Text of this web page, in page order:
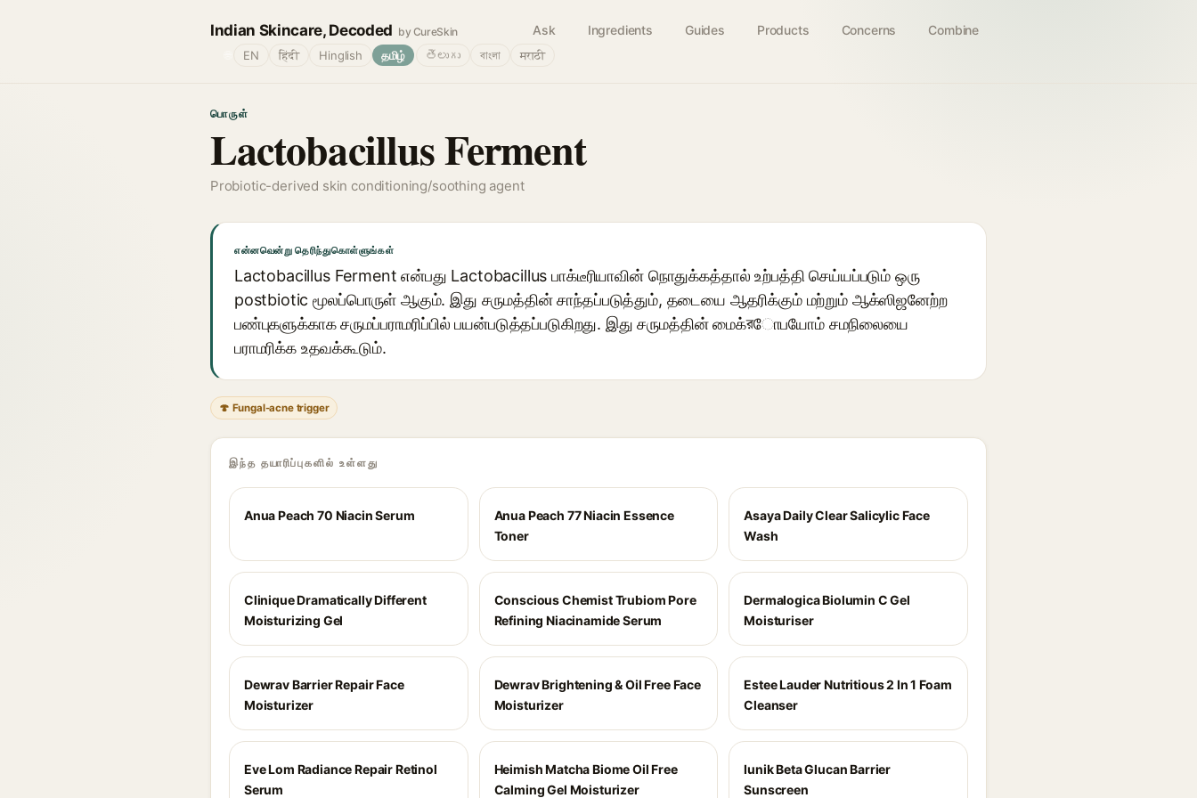
Indian Skincare, Decoded by CureSkin Ask Ingredients Guides Products Concerns Combine
EN हिंदी Hinglish தமிழ் తెలుగు বাংলা मराठी
பொருள்
Lactobacillus Ferment
Probiotic-derived skin conditioning/soothing agent
என்னவென்று தெரிந்துகொள்ளுங்கள்
Lactobacillus Ferment என்பது Lactobacillus பாக்டீரியாவின் நொதுக்கத்தால் உற்பத்தி செய்யப்படும் ஒரு
postbiotic மூலப்பொருள் ஆகும். இது சருமத்தின் சாந்தப்படுத்தும், தடையை ஆதரிக்கும் மற்றும் ஆக்ஸிஜனேற்ற
பண்புகளுக்காக சருமப்பராமரிப்பில் பயன்படுத்தப்படுகிறது. இது சருமத்தின் மைக்রோபயோம் சமநிலையை
பராமரிக்க உதவக்கூடும்.
🍄 Fungal-acne trigger
இந்த தயாரிப்புகளில் உள்ளது
Anua Peach 70 Niacin Serum
Anua Peach 77 Niacin Essence
Toner
Asaya Daily Clear Salicylic Face
Wash
Clinique Dramatically Different
Moisturizing Gel
Conscious Chemist Trubiom Pore
Refining Niacinamide Serum
Dermalogica Biolumin C Gel
Moisturiser
Dewrav Barrier Repair Face
Moisturizer
Dewrav Brightening & Oil Free Face
Moisturizer
Estee Lauder Nutritious 2 In 1 Foam
Cleanser
Eve Lom Radiance Repair Retinol
Serum
Heimish Matcha Biome Oil Free
Calming Gel Moisturizer
Iunik Beta Glucan Barrier
Sunscreen